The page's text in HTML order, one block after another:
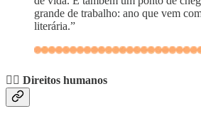
grande de trabalho: ano que vem
literária.”
✊🏾 Direitos humanos